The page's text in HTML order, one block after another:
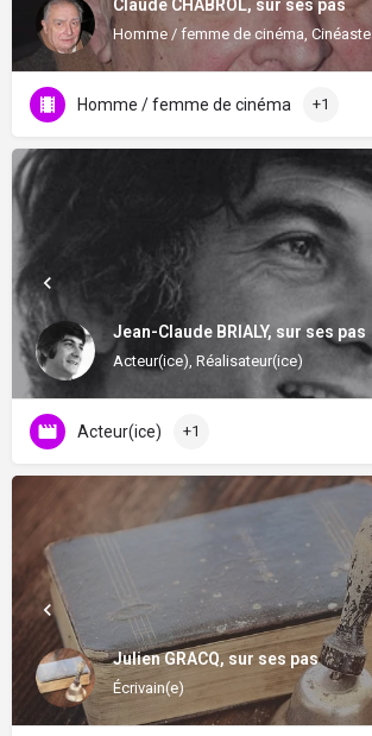
Claude CHABROL, sur ses pas
Homme / femme de cinéma, Cinéaste
Homme / femme de cinéma +1
Jean-Claude BRIALY, sur ses pas
Acteur(ice), Réalisateur(ice)
Acteur(ice) +1
Julien GRACQ, sur ses pas
Écrivain(e)